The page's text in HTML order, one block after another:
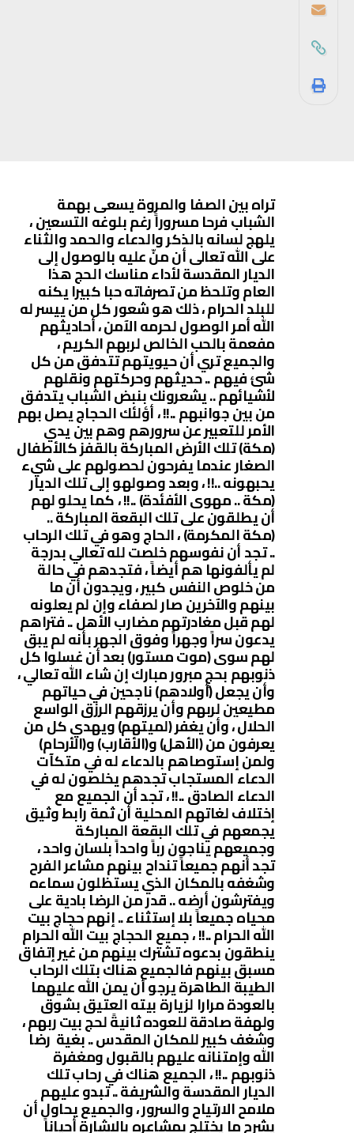
تراه بين الصفا والمروة يسعى بهمة
الشباب فرحا مسروراً رغم بلوغه التسعين ،
يلهج لسانه بالذكر والدعاء والحمد والثناء
على الله تعالى أن منّ عليه بالوصول إلى
الديار المقدسة لأداء مناسك الحج هذا
العام وتلحظ من تصرفاته حبا كبيرا يكنه
للبلد الحرام ، ذلك هو شعور كل من ييسر له
الله أمر الوصول لحرمه الآمن ، أحاديثهم
مفعمة بالحب الخالص لربهم الكريم ،
والجميع تري أن حيويتهم تتدفق من كل
شئ فيهم .. حديثهم وحركتهم ونقلهم
لأشيائهم .. يشعرونك بنبض الشباب يتدفق
من بين جوانبهم ..!! ، أؤلئك الحجاج يصل بهم
الأمر للتعبير عن سرورهم وهم بين يدي
(مكة) تلك الأرض المباركة بالقفز كالأطفال
الصغار عندما يفرحون لحصولهم على شيء
يحبهونه ..!! ، وبعد وصولهو إلى تلك الديار
(مكة .. مهوى الأفئدة) ..!! ، كما يحلو لهم
أن يطلقون على تلك البقعة المباركة ..
(مكة المكرمة) ، الحاج وهو في تلك الرحاب
.. تجد أن نفوسهم خلصت لله تعالي بدرجة
لم يألفونها هم أيضاً ، فتجدهم في حالة
من خلوص النفس كبير ، ويجدون أن ما
بينهم والآخرين صار لصفاء وإن لم يعلونه
لهم قبل مغادرتهم مضارب الأهل .. فتراهم
يدعون سراً وجهراً وفوق الجهر بأنه لم يبق
لهم سوى (موت مستور) بعد أن غسلوا كل
ذنوبهم بحجٍ مبرور مبارك إن شاء الله تعالي ،
وأن يجعل (أولادهم) ناجحين في حياتهم
مطيعين لربهم وأن يرزقهم الرزق الواسع
الحلال ، وأن يغفر (لميتهم) ويهدي كل من
يعرفون من (الأهل) و(الأقارب) و(الأرحام)
ولمن إستوصاهم بالدعاء له في متكآت
الدعاء المستجاب تجدهم يخلصون له في
الدعاء الصادق ..!! ، تجد أن الجميع مع
إختلاف لغاتهم المحلية أن ثمة رابط وثيق
يجمعهم في تلك البقعة المباركة
وجميعهم يناجون رباً واحداً بلسان واحد ،
تجد أنهم جميعاً تنداح بينهم مشاعر الفرح
وشغفه بالمكان الذي يستظلون سماءه
ويفترشون أرضه .. قدر من الرضا بادية على
محياه جميعاً بلا إستثناء .. إنهم حجاج بيت
الله الحرام ..!! ، جميع الحجاج بيت الله الحرام
ينطقون بدعوه تشترك بينهم من غير إتفاق
مسبق بينهم فالجميع هناك بتلك الرحاب
الطيبة الطاهرة يرجو أن يمن الله عليهما
بالعودة مرارا لزيارة بيته العتيق بشوق
ولهفة صادقة للعوده ثانيةً لحج بيت ربهم ،
وشغف كبير للمكان المقدس .. بغية رضا
الله وإمتنانه عليهم بالقبول ومغفرة
ذنوبهم ..!! ، الجميع هناك في رحاب تلك
الديار المقدسة والشريفة .. تبدو عليهم
ملامح الارتياح والسرور ، والجميع يحاول أن
يشرح ما يختلج بمشاعره بالإشارة أحياناً